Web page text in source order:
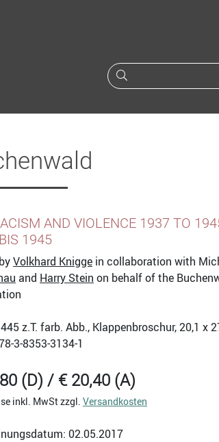
AND VIOLENCE 1937 TO
1945
Volkhard Knigge in collaboration with
and Harry Stein on behalf of the
445 z.T. farb. Abb., Klappenbroschur, 20,1 x
3-8353-3134-1
(D) / € 20,40 (A)
inkl. MwSt zzgl. Versandkosten
02.05.2017